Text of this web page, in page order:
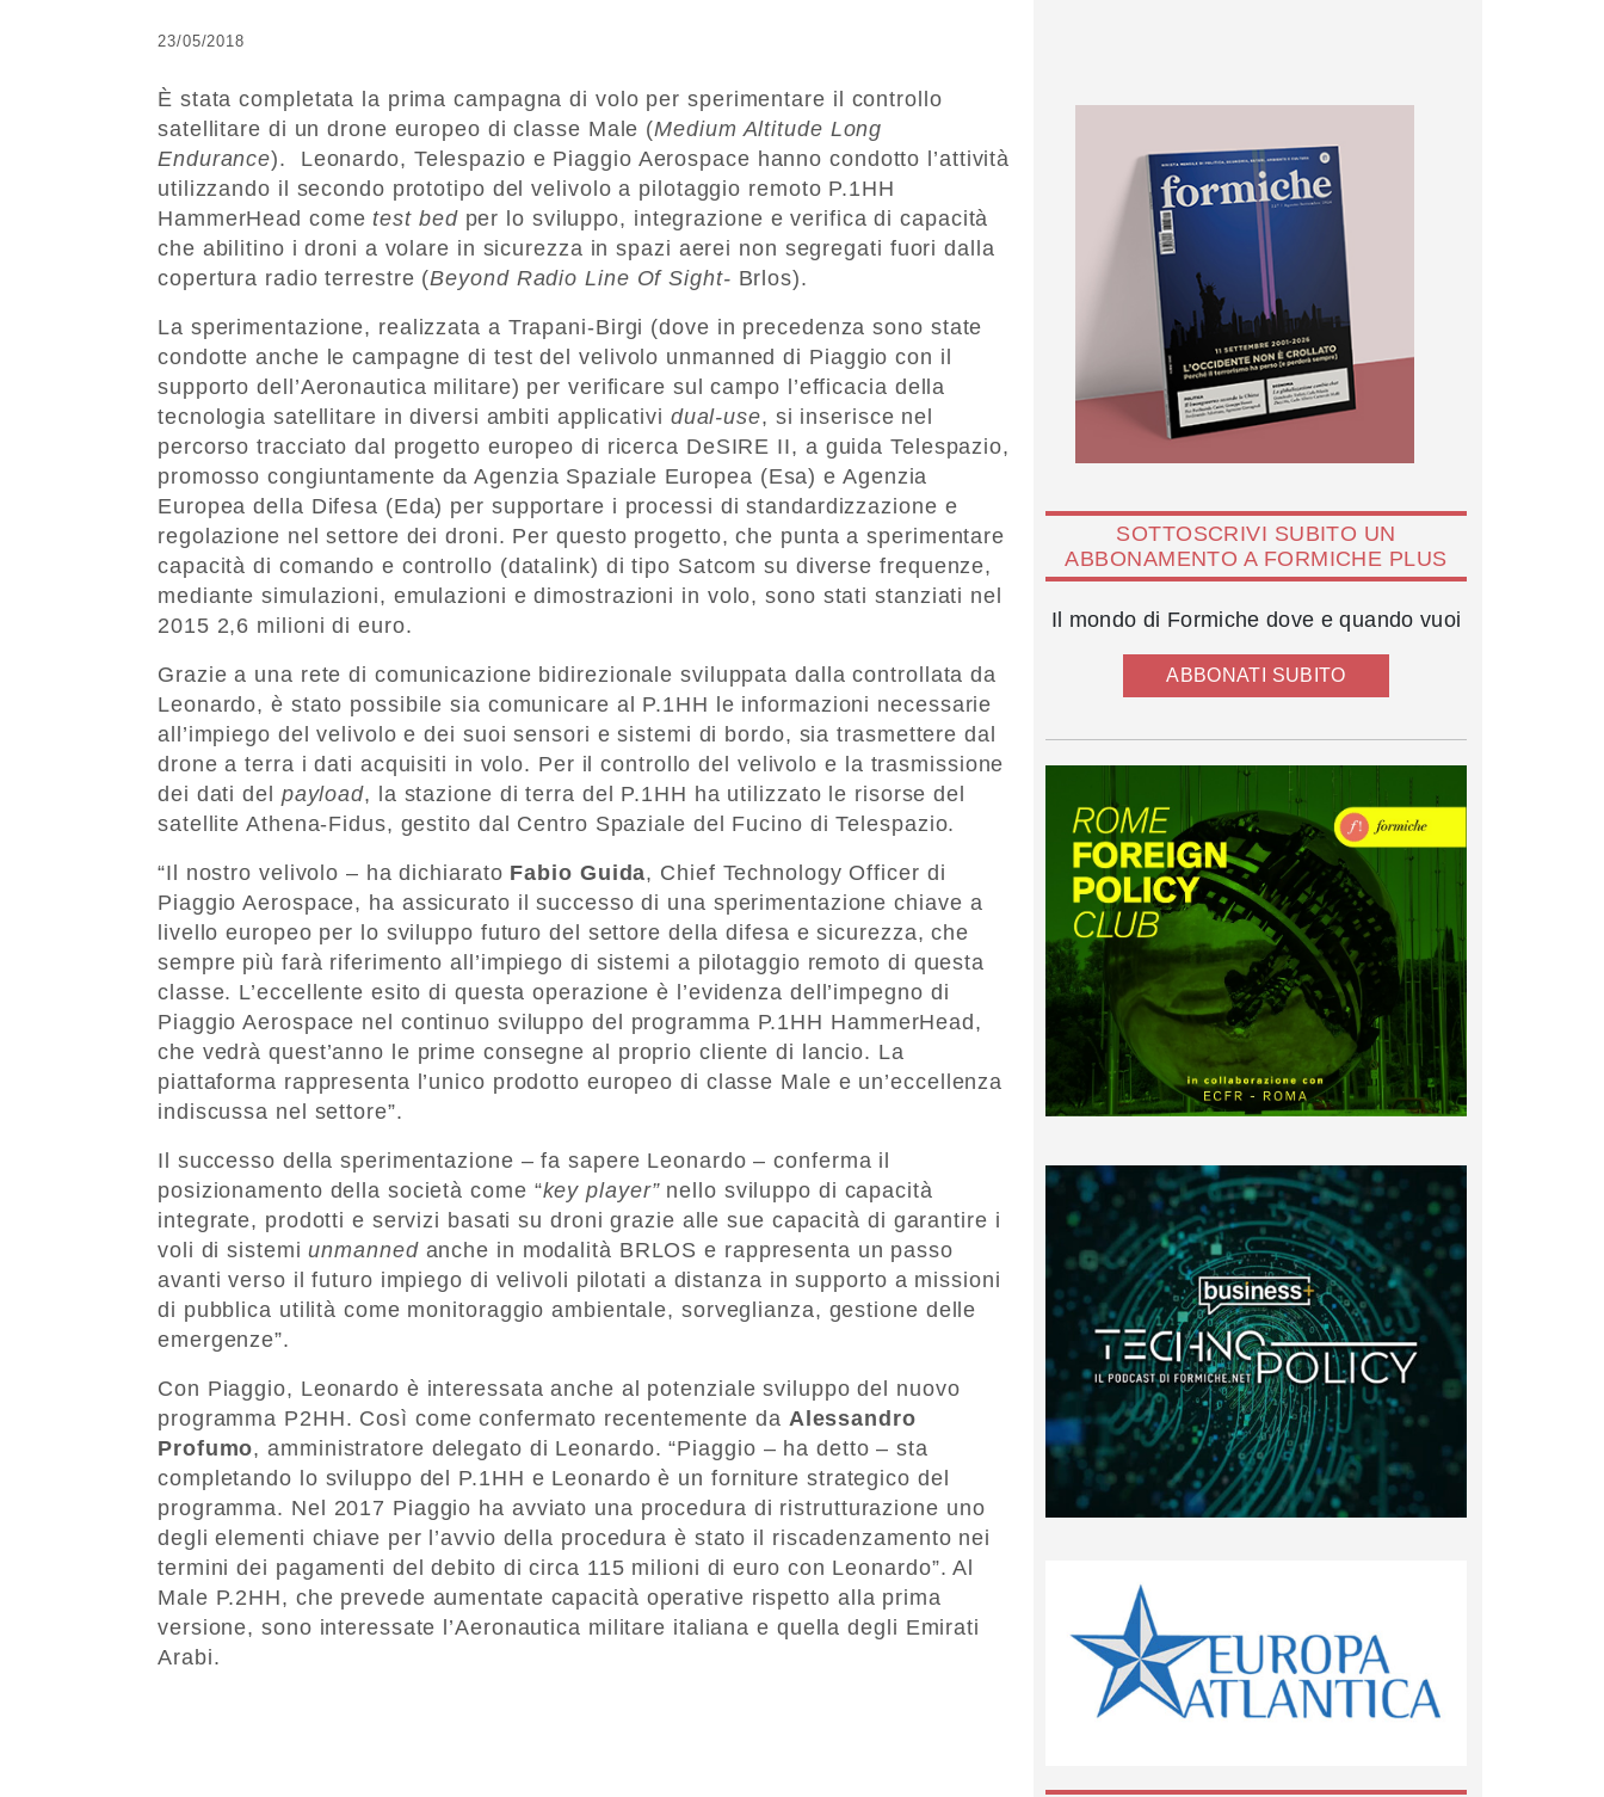
23/05/2018
È stata completata la prima campagna di volo per sperimentare il controllo
satellitare di un drone europeo di classe Male (Medium Altitude Long
Endurance). Leonardo, Telespazio e Piaggio Aerospace hanno condotto l’attività
utilizzando il secondo prototipo del velivolo a pilotaggio remoto P.1HH
HammerHead cometest bed per lo sviluppo, integrazione e verifica di capacità
che abilitino i droni a volare in sicurezza in spazi aerei non segregati fuori dalla
copertura radio terrestre (Beyond Radio Line Of Sight- Brlos).
La sperimentazione, realizzata a Trapani-Birgi (dove in precedenza sono state
condotte anche le campagne di test del velivolo unmanned di Piaggio con il
supporto dell’Aeronautica militare) per verificare sul campo l’efficacia della
tecnologia satellitare in diversi ambiti applicativi dual-use, si inserisce nel
percorso tracciato dal progetto europeo di ricerca DeSIRE II, a guida Telespazio,
promosso congiuntamente da Agenzia Spaziale Europea (Esa) e Agenzia
Europea della Difesa (Eda) per supportare i processi di standardizzazione e
regolazione nel settore dei droni. Per questo progetto, che punta a sperimentare
capacità di comando e controllo (datalink) di tipo Satcom su diverse frequenze,
mediante simulazioni, emulazioni e dimostrazioni in volo, sono stati stanziati nel
2015 2,6 milioni di euro.
Grazie a una rete di comunicazione bidirezionale sviluppata dalla controllata da
Leonardo, è stato possibile sia comunicare al P.1HH le informazioni necessarie
all’impiego del velivolo e dei suoi sensori e sistemi di bordo, sia trasmettere dal
drone a terra i dati acquisiti in volo. Per il controllo del velivolo e la trasmissione
dei dati del payload, la stazione di terra del P.1HH ha utilizzato le risorse del
satellite Athena-Fidus, gestito dal Centro Spaziale del Fucino di Telespazio.
“Il nostro velivolo – ha dichiarato Fabio Guida, Chief Technology Officer di
Piaggio Aerospace, ha assicurato il successo di una sperimentazione chiave a
livello europeo per lo sviluppo futuro del settore della difesa e sicurezza, che
sempre più farà riferimento all’impiego di sistemi a pilotaggio remoto di questa
classe. L’eccellente esito di questa operazione è l’evidenza dell’impegno di
Piaggio Aerospace nel continuo sviluppo del programma P.1HH HammerHead,
che vedrà quest’anno le prime consegne al proprio cliente di lancio. La
piattaforma rappresenta l’unico prodotto europeo di classe Male e un’eccellenza
indiscussa nel settore”.
Il successo della sperimentazione – fa sapere Leonardo – conferma il
posizionamento della società come “key player” nello sviluppo di capacità
integrate, prodotti e servizi basati su droni grazie alle sue capacità di garantire i
voli di sistemiunmanned anche in modalità BRLOS e rappresenta un passo
avanti verso il futuro impiego di velivoli pilotati a distanza in supporto a missioni
di pubblica utilità come monitoraggio ambientale, sorveglianza, gestione delle
emergenze”.
Con Piaggio, Leonardo è interessata anche al potenziale sviluppo del nuovo
programma P2HH. Così come confermato recentemente da Alessandro
Profumo, amministratore delegato di Leonardo. “Piaggio – ha detto – sta
completando lo sviluppo del P.1HH e Leonardo è un forniture strategico del
programma. Nel 2017 Piaggio ha avviato una procedura di ristrutturazione uno
degli elementi chiave per l’avvio della procedura è stato il riscadenzamento nei
termini dei pagamenti del debito di circa 115 milioni di euro con Leonardo”. Al
Male P.2HH, che prevede aumentate capacità operative rispetto alla prima
versione, sono interessate l’Aeronautica militare italiana e quella degli Emirati
Arabi.
SOTTOSCRIVI SUBITO UN
ABBONAMENTO A FORMICHE PLUS
Il mondo di Formiche dove e quando vuoi
ABBONATI SUBITO